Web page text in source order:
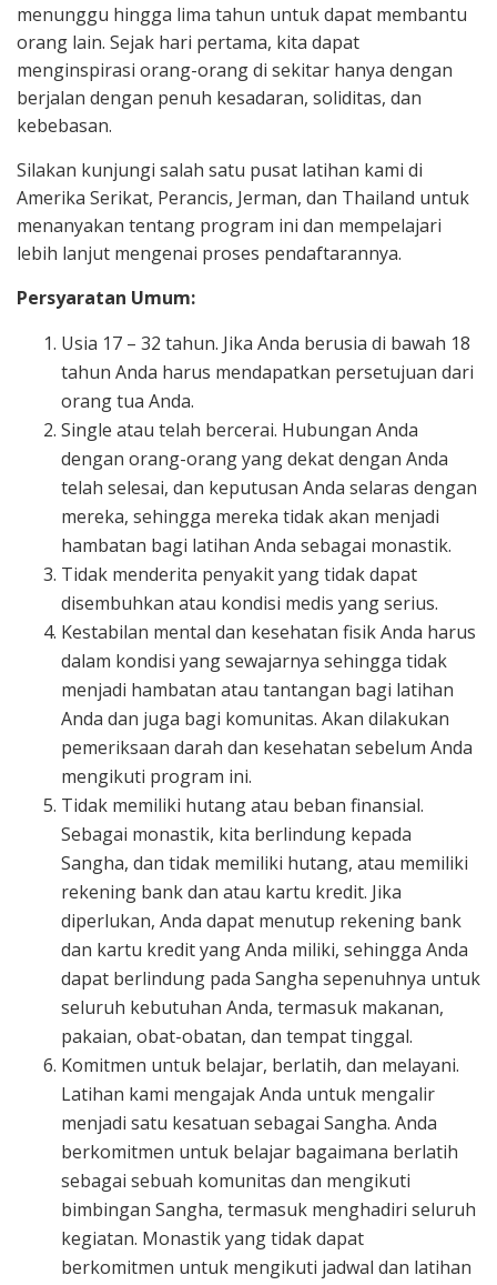
menunggu hingga lima tahun untuk dapat membantu
orang lain. Sejak hari pertama, kita dapat
menginspirasi orang-orang di sekitar hanya dengan
berjalan dengan penuh kesadaran, soliditas, dan
kebebasan.
Silakan kunjungi salah satu pusat latihan kami di
Amerika Serikat, Perancis, Jerman, dan Thailand untuk
menanyakan tentang program ini dan mempelajari
lebih lanjut mengenai proses pendaftarannya.
Persyaratan Umum:
Usia 17 – 32 tahun. Jika Anda berusia di bawah 18
tahun Anda harus mendapatkan persetujuan dari
orang tua Anda.
Single atau telah bercerai. Hubungan Anda
dengan orang-orang yang dekat dengan Anda
telah selesai, dan keputusan Anda selaras dengan
mereka, sehingga mereka tidak akan menjadi
hambatan bagi latihan Anda sebagai monastik.
Tidak menderita penyakit yang tidak dapat
disembuhkan atau kondisi medis yang serius.
Kestabilan mental dan kesehatan fisik Anda harus
dalam kondisi yang sewajarnya sehingga tidak
menjadi hambatan atau tantangan bagi latihan
Anda dan juga bagi komunitas. Akan dilakukan
pemeriksaan darah dan kesehatan sebelum Anda
mengikuti program ini.
Tidak memiliki hutang atau beban finansial.
Sebagai monastik, kita berlindung kepada
Sangha, dan tidak memiliki hutang, atau memiliki
rekening bank dan atau kartu kredit. Jika
diperlukan, Anda dapat menutup rekening bank
dan kartu kredit yang Anda miliki, sehingga Anda
dapat berlindung pada Sangha sepenuhnya untuk
seluruh kebutuhan Anda, termasuk makanan,
pakaian, obat-obatan, dan tempat tinggal.
Komitmen untuk belajar, berlatih, dan melayani.
Latihan kami mengajak Anda untuk mengalir
menjadi satu kesatuan sebagai Sangha. Anda
berkomitmen untuk belajar bagaimana berlatih
sebagai sebuah komunitas dan mengikuti
bimbingan Sangha, termasuk menghadiri seluruh
kegiatan. Monastik yang tidak dapat
berkomitmen untuk mengikuti jadwal dan latihan